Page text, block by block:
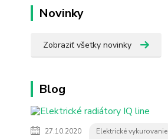
Novinky
Zobraziť všetky novinky
Blog
27.10.2020 Elektrické vykurovanie